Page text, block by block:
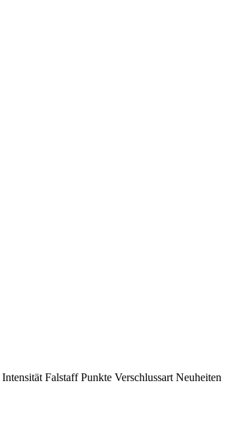
Intensität Falstaff Punkte Verschlussart Neuheiten